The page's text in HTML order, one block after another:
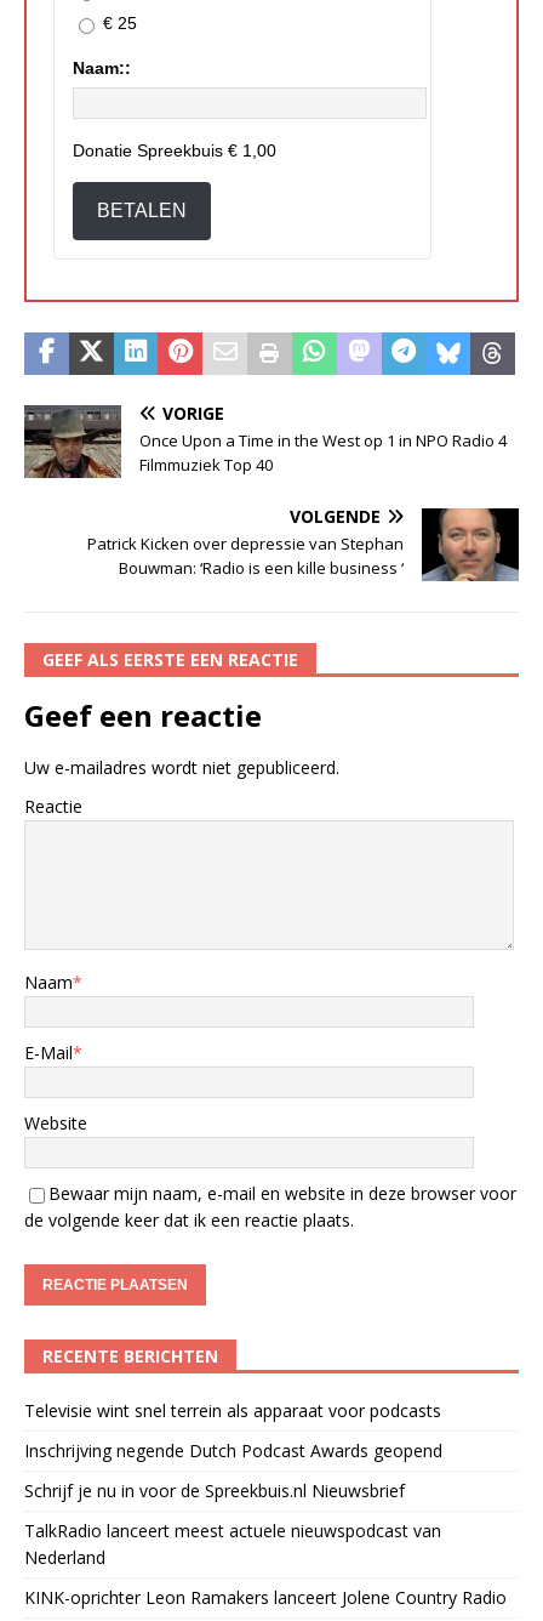
€ 25
Naam::
Donatie Spreekbuis € 1,00
BETALEN
VORIGE
Once Upon a Time in the West op 1 in NPO Radio 4
Filmmuziek Top 40
VOLGENDE
Patrick Kicken over depressie van Stephan
Bouwman: ‘Radio is een kille business ‘
GEEF ALS EERSTE EEN REACTIE
Geef een reactie
Uw e-mailadres wordt niet gepubliceerd.
Reactie
Naam*
E-Mail*
Website
Bewaar mijn naam, e-mail en website in deze browser voor
de volgende keer dat ik een reactie plaats.
RECENTE BERICHTEN
Televisie wint snel terrein als apparaat voor podcasts
Inschrijving negende Dutch Podcast Awards geopend
Schrijf je nu in voor de Spreekbuis.nl Nieuwsbrief
TalkRadio lanceert meest actuele nieuwspodcast van
Nederland
KINK-oprichter Leon Ramakers lanceert Jolene Country Radio